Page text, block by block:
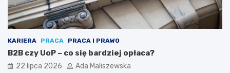
KARIERA PRACA PRACA I PRAWO
B2B czy UoP – co się bardziej opłaca?
22 lipca 2026 Ada Maliszewska